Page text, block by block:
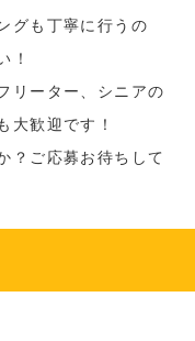
グも丁寧に行うの
！
リーター、シニアの
大歓迎です！
？ご応募お待ちして